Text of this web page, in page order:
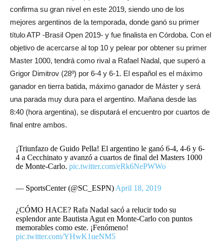
confirma su gran nivel en este 2019, siendo uno de los
mejores argentinos de la temporada, donde ganó su primer
título ATP -Brasil Open 2019- y fue finalista en Córdoba. Con el
objetivo de acercarse al top 10 y pelear por obtener su primer
Master 1000, tendrá como rival a Rafael Nadal, que superó a
Grigor Dimitrov (28º) por 6-4 y 6-1. El español es el máximo
ganador en tierra batida, máximo ganador de Máster y será
una parada muy dura para el argentino. Mañana desde las
8:40 (hora argentina), se disputará el encuentro por cuartos de
final entre ambos.
¡Triunfazo de Guido Pella! El argentino le ganó 6-4, 4-6 y 6-
4 a Cecchinato y avanzó a cuartos de final del Masters 1000
de Monte-Carlo.pic.twitter.com/eRk6NePWWo
— SportsCenter (@SC_ESPN) April 18, 2019
¿CÓMO HACE? Rafa Nadal sacó a relucir todo su
esplendor ante Bautista Agut en Monte-Carlo con puntos
memorables como este. ¡Fenómeno!
pic.twitter.com/YHwK1ueNM5